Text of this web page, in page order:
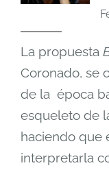
La propuesta
Coronado, se
de la época
esqueleto de
haciendo que
interpretarla